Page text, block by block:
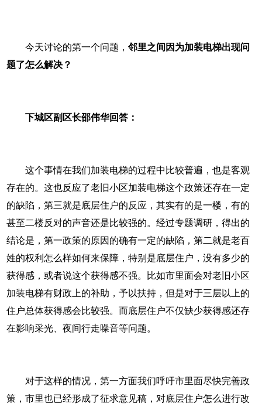
今天讨论的第一个问题，邻里之间因为加装电梯出现问
题了怎么解决？
下城区副区长邵伟华回答：
这个事情在我们加装电梯的过程中比较普遍，也是客观
存在的。这也反应了老旧小区加装电梯这个政策还存在一定
的缺陷，第三就是底层住户的反应，其实有的是一楼，有的
甚至二楼反对的声音还是比较强的。经过专题调研，得出的
结论是，第一政策的原因的确有一定的缺陷，第二就是老百
姓的权利怎么样如何来保障，特别是底层住户，没有多少的
获得感，或者说这个获得感不强。比如市里面会对老旧小区
加装电梯有财政上的补助，予以扶持，但是对于三层以上的
住户总体获得感会比较强。而底层住户不仅缺少获得感还存
在影响采光、夜间行走噪音等问题。
对于这样的情况，第一方面我们呼吁市里面尽快完善政
策，市里也已经形成了征求意见稿，对底层住户怎么进行改